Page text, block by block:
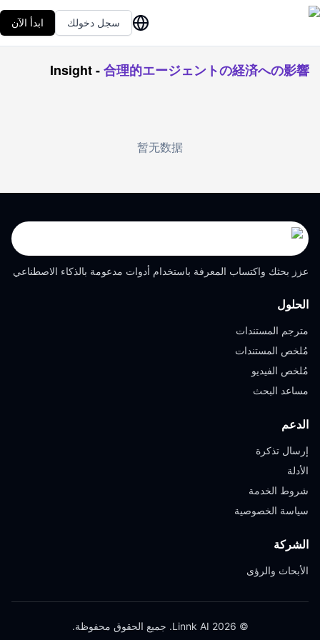
سجل دخولك ابدأ الآن
Insight-合理的エージェントの経済への影響
暂无数据
عزز بحثك واكتساب المعرفة باستخدام أدوات مدعومة بالذكاء الاصطناعي
الحلول
مترجم المستندات
مُلخص المستندات
مُلخص الفيديو
مساعد البحث
الدعم
إرسال تذكرة
الأدلة
شروط الخدمة
سياسة الخصوصية
الشركة
الأبحاث والرؤى
© 2026 Linnk AI. جميع الحقوق محفوظة.